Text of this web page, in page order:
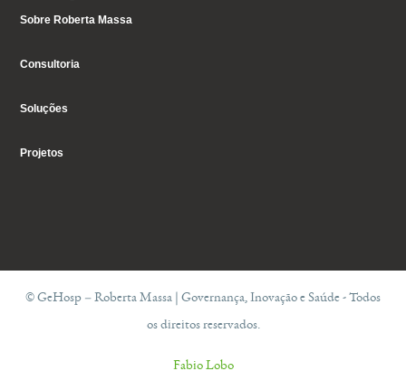
Sobre Roberta Massa
Consultoria
Soluções
Projetos
© GeHosp – Roberta Massa | Governança, Inovação e Saúde - Todos
os direitos reservados.
Fabio Lobo